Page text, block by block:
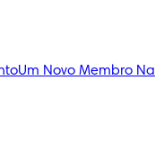
Um Novo Membro Na